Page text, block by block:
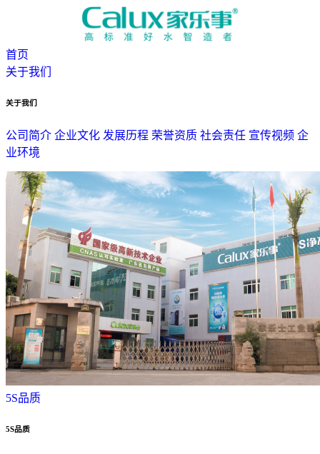
首页
关于我们
关于我们
公司简介 企业文化 发展历程 荣誉资质 社会责任 宣传视频 企
业环境
5S品质
5S品质